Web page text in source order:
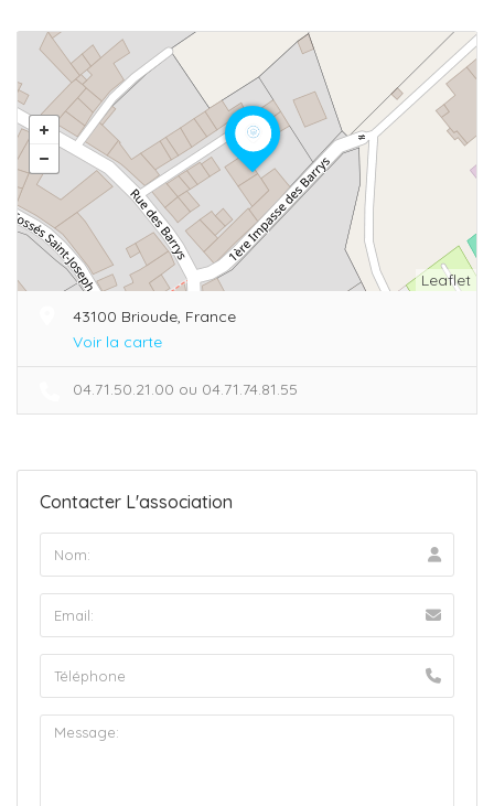
Leaflet
43100 Brioude, France
Voir la carte
04.71.50.21.00 ou 04.71.74.81.55
Contacter L'association